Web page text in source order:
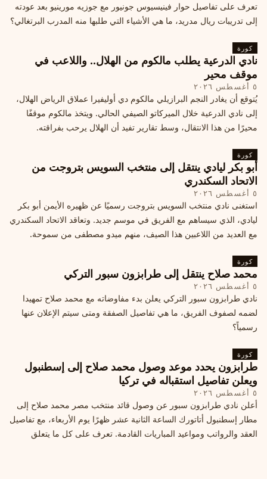
تعرف على تفاصيل حوار فينيسيوس جونيور مع جوزيه مورينيو بعد عودته
إلى تدريبات ريال مدريد، ما هي الأشياء التي طلبها منه المدرب البرتغالي؟
كورة
نادي الدرعية يطلب مالكوم من الهلال.. واللاعب في
موقف محير
٥ أغسطس ٢٠٢٦
يُتوقع أن يغادر النجم البرازيلي مالكوم دي أوليفيرا عملاق الرياض الهلال،
إلى نادي الدرعية خلال الميركاتو الصيفي الحالي. ويتخذ مالكوم موقفًا
محيرًا من هذا الانتقال، وسط تقارير تفيد أن الهلال يرحب بفراقته.
كورة
أبو بكر ليادي ينتقل إلى منتخب السويس بتروجت من
الاتحاد السكندري
٥ أغسطس ٢٠٢٦
استغنى نادي منتخب السويس بتروجت رسميًا عن ظهيره الأيمن أبو بكر
ليادي، الذي سيساهم مع الفريق في موسم جديد. وتعاقد الاتحاد السكندري
مع العديد من اللاعبين هذا الصيف، منهم ميدو مصطفى من سموحة.
كورة
محمد صلاح ينتقل إلى طرابزون سبور التركي
٥ أغسطس ٢٠٢٦
نادي طرابزون سبور التركي يعلن بدء مفاوضاته مع محمد صلاح تمهيدا
لضمه لصفوف الفريق، ما هي تفاصيل الصفقة ومتى سيتم الإعلان عنها
رسمياً؟
كورة
طرابزون يحدد موعد وصول محمد صلاح إلى إسطنبول
ويعلن تفاصيل استقباله في تركيا
٥ أغسطس ٢٠٢٦
أعلن نادي طرابزون سبور عن وصول قائد منتخب مصر محمد صلاح إلى
مطار إسطنبول أتاتورك الساعة الثانية عشر ظهرًا يوم الأربعاء، مع تفاصيل
العقد والرواتب ومواعيد المباريات القادمة. تعرف على كل ما يتعلق